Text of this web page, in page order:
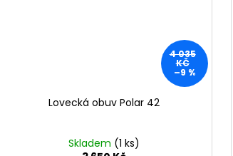
4 035
KČ
–9 %
Lovecká obuv Polar 42
Skladem (1 ks)